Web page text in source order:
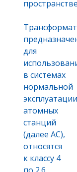
для
в системах
нормальной
эксплуатации
атомных
станций
(далее АС),
относятся
к классу 4